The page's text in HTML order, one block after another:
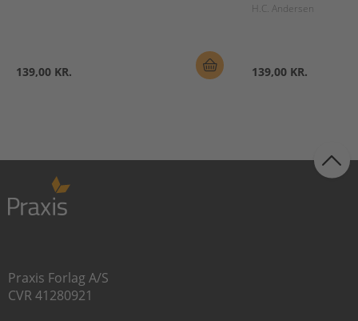
139,00 KR.
H.C. Andersen
139,00 KR.
Praxis Forlag A/S
CVR 41280921